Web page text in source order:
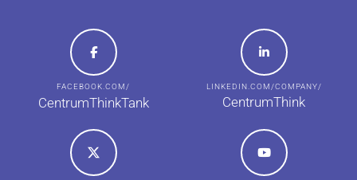
FACEBOOK.COM/
CentrumThinkTank
LINKEDIN.COM/COMPANY/
CentrumThink